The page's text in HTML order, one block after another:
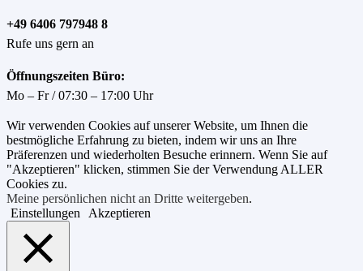
+49 6406 797948 8
Rufe uns gern an
Öffnungszeiten Büro:
Mo – Fr / 07:30 – 17:00 Uhr
Wir verwenden Cookies auf unserer Website, um Ihnen die
bestmögliche Erfahrung zu bieten, indem wir uns an Ihre
Präferenzen und wiederholten Besuche erinnern. Wenn Sie auf
"Akzeptieren" klicken, stimmen Sie der Verwendung ALLER
Cookies zu.
Meine persönlichen nicht an Dritte weitergeben.
Einstellungen
Akzeptieren